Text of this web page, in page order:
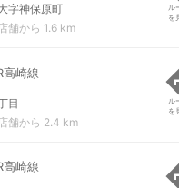
字神保原町
舗から 1.6 km
ル
を
高崎線
目
舗から 2.4 km
ル
を
高崎線